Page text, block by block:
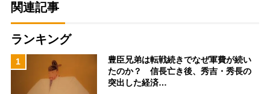
関連記事
ランキング
1
豊臣兄弟は転戦続きでなぜ軍費が続い
たのか？ 信長亡き後、秀吉・秀長の
突出した経済…